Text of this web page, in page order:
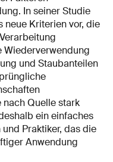
In seiner Studie
neue Kriterien vor, die
und Staubanteilen
Quelle stark
ein einfaches
Praktiker, das die
Anwendung